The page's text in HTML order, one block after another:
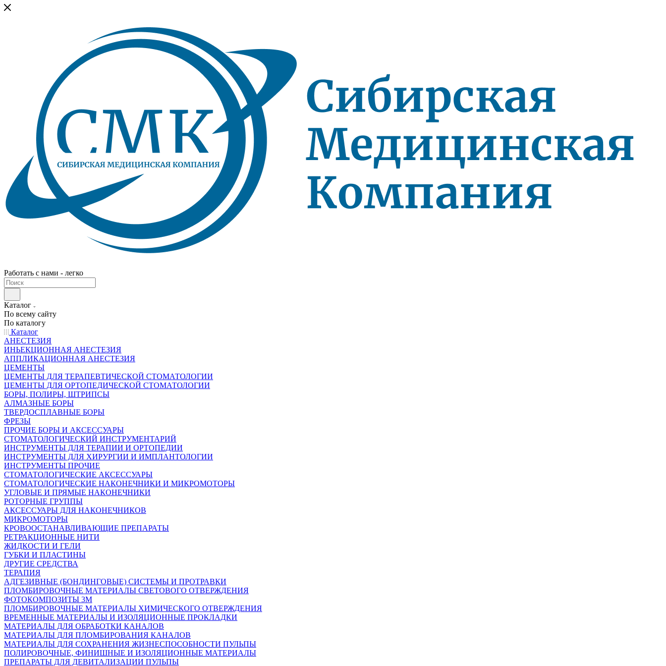
Работать с нами - легко
Каталог
По всему сайту
По каталогу
Каталог
АНЕСТЕЗИЯ
ИНЬЕКЦИОННАЯ АНЕСТЕЗИЯ
АППЛИКАЦИОННАЯ АНЕСТЕЗИЯ
ЦЕМЕНТЫ
ЦЕМЕНТЫ ДЛЯ ТЕРАПЕВТИЧЕСКОЙ СТОМАТОЛОГИИ
ЦЕМЕНТЫ ДЛЯ ОРТОПЕДИЧЕСКОЙ СТОМАТОЛОГИИ
БОРЫ, ПОЛИРЫ, ШТРИПСЫ
АЛМАЗНЫЕ БОРЫ
ТВЕРДОСПЛАВНЫЕ БОРЫ
ФРЕЗЫ
ПРОЧИЕ БОРЫ И АКСЕССУАРЫ
СТОМАТОЛОГИЧЕСКИЙ ИНСТРУМЕНТАРИЙ
ИНСТРУМЕНТЫ ДЛЯ ТЕРАПИИ И ОРТОПЕДИИ
ИНСТРУМЕНТЫ ДЛЯ ХИРУРГИИ И ИМПЛАНТОЛОГИИ
ИНСТРУМЕНТЫ ПРОЧИЕ
СТОМАТОЛОГИЧЕСКИЕ АКСЕССУАРЫ
СТОМАТОЛОГИЧЕСКИЕ НАКОНЕЧНИКИ И МИКРОМОТОРЫ
УГЛОВЫЕ И ПРЯМЫЕ НАКОНЕЧНИКИ
РОТОРНЫЕ ГРУППЫ
АКСЕССУАРЫ ДЛЯ НАКОНЕЧНИКОВ
МИКРОМОТОРЫ
КРОВООСТАНАВЛИВАЮЩИЕ ПРЕПАРАТЫ
РЕТРАКЦИОННЫЕ НИТИ
ЖИДКОСТИ И ГЕЛИ
ГУБКИ И ПЛАСТИНЫ
ДРУГИЕ СРЕДСТВА
ТЕРАПИЯ
АДГЕЗИВНЫЕ (БОНДИНГОВЫЕ) СИСТЕМЫ И ПРОТРАВКИ
ПЛОМБИРОВОЧНЫЕ МАТЕРИАЛЫ СВЕТОВОГО ОТВЕРЖДЕНИЯ
ФОТОКОМПОЗИТЫ 3М
ПЛОМБИРОВОЧНЫЕ МАТЕРИАЛЫ ХИМИЧЕСКОГО ОТВЕРЖДЕНИЯ
ВРЕМЕННЫЕ МАТЕРИАЛЫ И ИЗОЛЯЦИОННЫЕ ПРОКЛАДКИ
МАТЕРИАЛЫ ДЛЯ ОБРАБОТКИ КАНАЛОВ
МАТЕРИАЛЫ ДЛЯ ПЛОМБИРОВАНИЯ КАНАЛОВ
МАТЕРИАЛЫ ДЛЯ СОХРАНЕНИЯ ЖИЗНЕСПОСОБНОСТИ ПУЛЬПЫ
ПОЛИРОВОЧНЫЕ, ФИНИШНЫЕ И ИЗОЛЯЦИОННЫЕ МАТЕРИАЛЫ
ПРЕПАРАТЫ ДЛЯ ДЕВИТАЛИЗАЦИИ ПУЛЬПЫ